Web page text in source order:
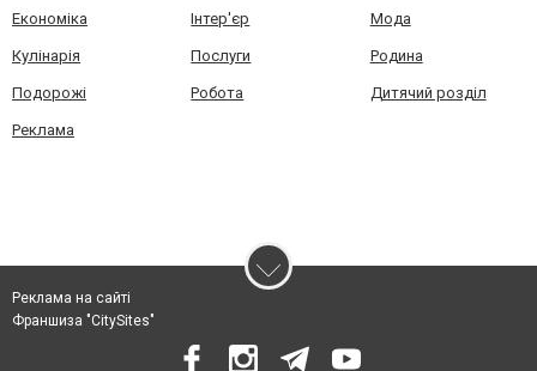
Економіка Інтер'єр Мода
Кулінарія Послуги Родина
Подорожі Робота Дитячий розділ
Реклама
Реклама на сайті
Франшиза "CitySites"